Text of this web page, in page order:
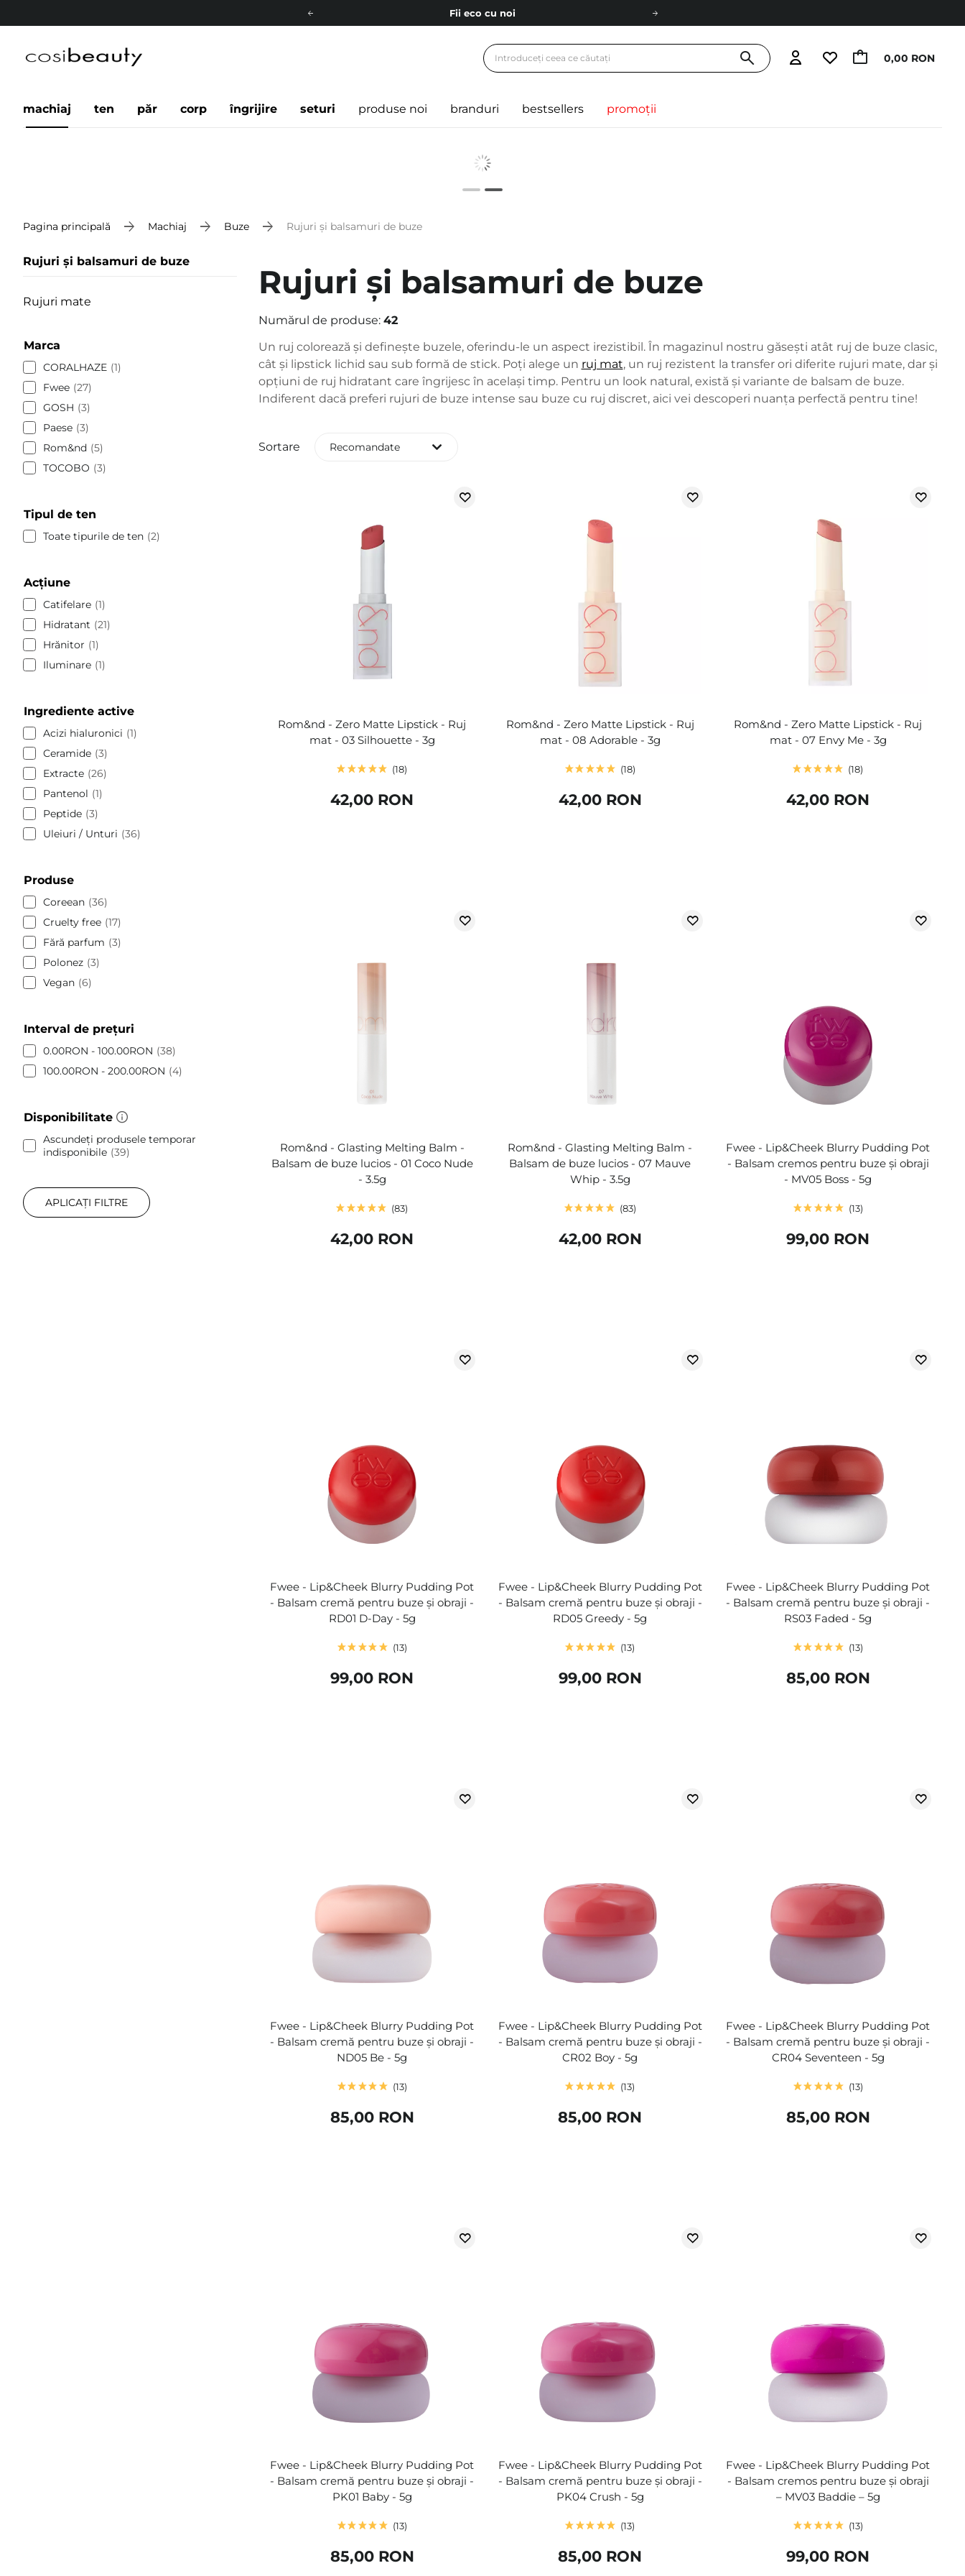
Carduri cadou
Livrare mai ieftină pentru comenzile de la 150 RON! 0,00 RON
machiaj ten păr corp îngrijire seturi produse noi branduri bestsellers promoții
Pagina principală Machiaj Buze Rujuri și balsamuri de buze
Rujuri și balsamuri de buze
Rujuri mate
Marca
CORALHAZE 1
Fwee 27
GOSH
3
Paese 3
Rom&nd 5
TOCOBO
3
Tipul de ten
Toate tipurile de ten 2
Acțiune
Catifelare 1
Hidratant
21
Hrănitor
1
Iluminare 1
Ingrediente active
Acizi hialuronici
1
Ceramide 3
Extracte 26
Pantenol
1
Peptide 3
Uleiuri / Unturi
36
Produse
Coreean 36
Cruelty free 17
Fără parfum
3
Polonez 3
Vegan 6
Interval de prețuri
0.00RON - 100.00RON
38
100.00RON - 200.00RON
4
Disponibilitate
Ascundeți produsele temporar
indisponibile 39
APLICAȚI FILTRE
Rujuri și balsamuri de buze
Numărul de produse: 42
Un ruj colorează și definește buzele, oferindu-le un aspect irezistibil. În magazinul nostru găsești atât ruj de buze clasic,
cât și lipstick lichid sau sub formă de stick. Poți alege un ruj mat, un ruj rezistent la transfer ori diferite rujuri mate, dar și
opțiuni de ruj hidratant care îngrijesc în același timp. Pentru un look natural, există și variante de balsam de buze.
Indiferent dacă preferi rujuri de buze intense sau buze cu ruj discret, aici vei descoperi nuanța perfectă pentru tine!
Sortare Recomandate
Rom&nd - Zero Matte Lipstick - Ruj
mat - 03 Silhouette - 3g
18
42,00 RON
Rom&nd - Zero Matte Lipstick - Ruj
mat - 08 Adorable - 3g
18
42,00 RON
Rom&nd - Zero Matte Lipstick - Ruj
mat - 07 Envy Me - 3g
18
42,00 RON
Rom&nd - Glasting Melting Balm -
Balsam de buze lucios - 01 Coco Nude
- 3.5g
83
42,00 RON
Rom&nd - Glasting Melting Balm -
Balsam de buze lucios - 07 Mauve
Whip - 3.5g
83
42,00 RON
Fwee - Lip&Cheek Blurry Pudding Pot
- Balsam cremos pentru buze și obraji
- MV05 Boss - 5g
13
99,00 RON
Fwee - Lip&Cheek Blurry Pudding Pot
- Balsam cremă pentru buze și obraji -
RD01 D-Day - 5g
13
99,00 RON
Fwee - Lip&Cheek Blurry Pudding Pot
- Balsam cremă pentru buze și obraji -
RD05 Greedy - 5g
13
99,00 RON
Fwee - Lip&Cheek Blurry Pudding Pot
- Balsam cremă pentru buze și obraji -
RS03 Faded - 5g
13
85,00 RON
Fwee - Lip&Cheek Blurry Pudding Pot
- Balsam cremă pentru buze și obraji -
ND05 Be - 5g
13
85,00 RON
Fwee - Lip&Cheek Blurry Pudding Pot
- Balsam cremă pentru buze și obraji -
CR02 Boy - 5g
13
85,00 RON
Fwee - Lip&Cheek Blurry Pudding Pot
- Balsam cremă pentru buze și obraji -
CR04 Seventeen - 5g
13
85,00 RON
Fwee - Lip&Cheek Blurry Pudding Pot
- Balsam cremă pentru buze și obraji -
PK01 Baby - 5g
13
85,00 RON
Fwee - Lip&Cheek Blurry Pudding Pot
- Balsam cremă pentru buze și obraji -
PK04 Crush - 5g
13
85,00 RON
Fwee - Lip&Cheek Blurry Pudding Pot
- Balsam cremos pentru buze și obraji
– MV03 Baddie – 5g
13
99,00 RON